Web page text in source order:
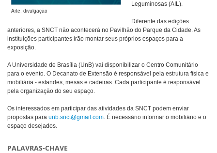
Arte: divulgação
Leguminosas (AIL).
Diferente das edições
anteriores, a SNCT não acontecerá no Pavilhão do Parque da Cidade. As
instituições participantes irão montar seus próprios espaços para a
exposição.
A Universidade de Brasília (UnB) vai disponibilizar o Centro Comunitário
para o evento. O Decanato de Extensão é responsável pela estrutura física e
mobiliária - estandes, mesas e cadeiras. Cada participante é responsável
pela organização do seu espaço.
Os interessados em participar das atividades da SNCT podem enviar
propostas para unb.snct@gmail.com. É necessário informar o mobiliário e o
espaço desejados.
PALAVRAS-CHAVE